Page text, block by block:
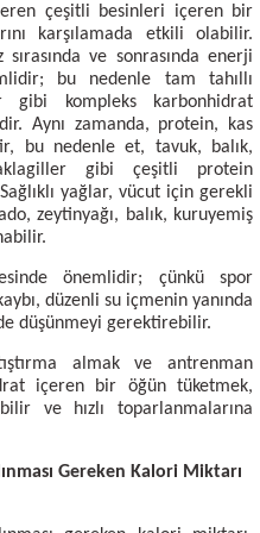
çeşitli besinleri içeren bir
karşılamada etkili olabilir.
ve sonrasında enerji
bu nedenle tam tahıllı
gibi kompleks karbonhidrat
Aynı zamanda, protein, kas
bu nedenle et, tavuk, balık,
gibi çeşitli protein
yağlar, vücut için gerekli
zeytinyağı, balık, kuruyemiş
önemlidir; çünkü spor
düzenli su içmenin yanında
düşünmeyi gerektirebilir.
almak ve antrenman
içeren bir öğün tüketmek,
ve hızlı toparlanmalarına
Gereken Kalori Miktarı